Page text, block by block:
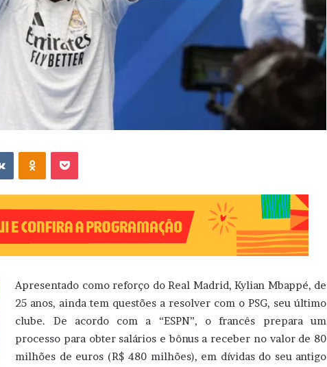
VK OK
Apresentado como reforço do Real Madrid, Kylian Mbappé, de
25 anos, ainda tem questões a resolver com o PSG, seu último
clube. De acordo com a “ESPN”, o francês prepara um
processo para obter salários e bônus a receber no valor de 80
milhões de euros (R$ 480 milhões), em dívidas do seu antigo